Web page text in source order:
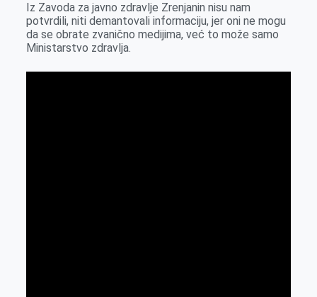
Iz Zavoda za javno zdravlje Zrenjanin nisu nam
potvrdili, niti demantovali informaciju, jer oni ne mogu
da se obrate zvanično medijima, već to može samo
Ministarstvo zdravlja.